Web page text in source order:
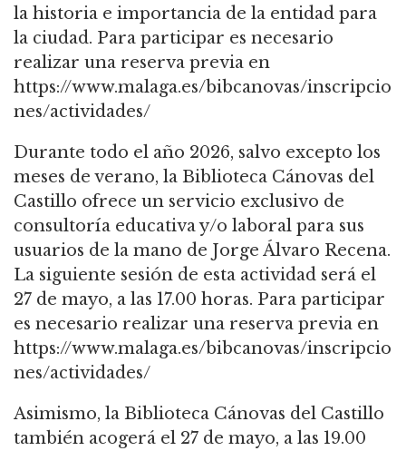
la historia e importancia de la entidad para
la ciudad. Para participar es necesario
realizar una reserva previa en
https://www.malaga.es/bibcanovas/inscripcio
nes/actividades/
Durante todo el año 2026, salvo excepto los
meses de verano, la Biblioteca Cánovas del
Castillo ofrece un servicio exclusivo de
consultoría educativa y/o laboral para sus
usuarios de la mano de Jorge Álvaro Recena.
La siguiente sesión de esta actividad será el
27 de mayo, a las 17.00 horas. Para participar
es necesario realizar una reserva previa en
https://www.malaga.es/bibcanovas/inscripcio
nes/actividades/
Asimismo, la Biblioteca Cánovas del Castillo
también acogerá el 27 de mayo, a las 19.00